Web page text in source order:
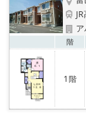
階
1 階